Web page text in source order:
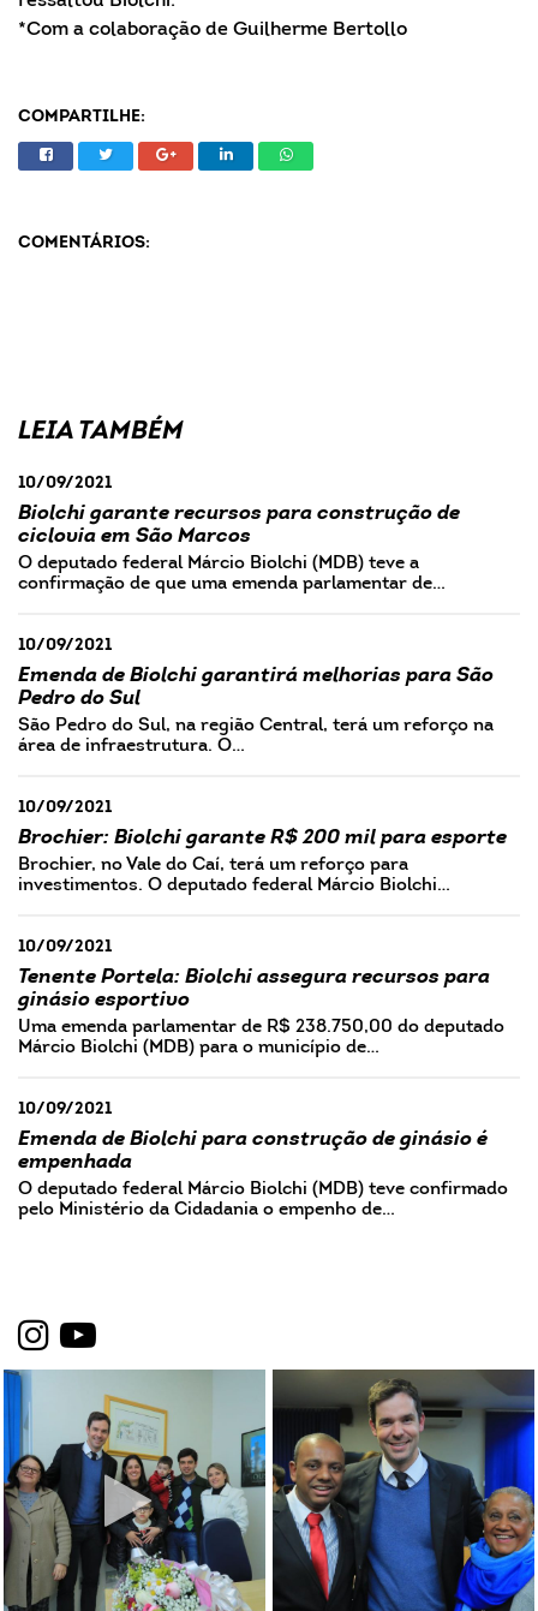
*Com a colaboração de Guilherme Bertollo
COMPARTILHE:
COMENTÁRIOS:
LEIA TAMBÉM
10/09/2021
Biolchi garante recursos para construção de
ciclovia em São Marcos
O deputado federal Márcio Biolchi (MDB) teve a
confirmação de que uma emenda parlamentar de…
10/09/2021
Emenda de Biolchi garantirá melhorias para São
Pedro do Sul
São Pedro do Sul, na região Central, terá um reforço na
área de infraestrutura. O…
10/09/2021
Brochier: Biolchi garante R$ 200 mil para esporte
Brochier, no Vale do Caí, terá um reforço para
investimentos. O deputado federal Márcio Biolchi…
10/09/2021
Tenente Portela: Biolchi assegura recursos para
ginásio esportivo
Uma emenda parlamentar de R$ 238.750,00 do deputado
Márcio Biolchi (MDB) para o município de…
10/09/2021
Emenda de Biolchi para construção de ginásio é
empenhada
O deputado federal Márcio Biolchi (MDB) teve confirmado
pelo Ministério da Cidadania o empenho de…